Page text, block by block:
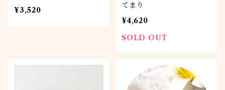
¥3,520
てまり
¥4,620
SOLD OUT